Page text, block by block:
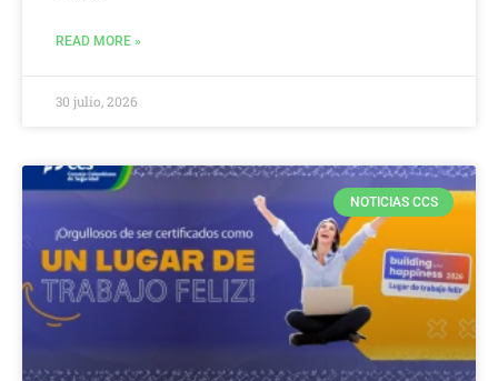
READ MORE »
30 julio, 2026
NOTICIAS CCS